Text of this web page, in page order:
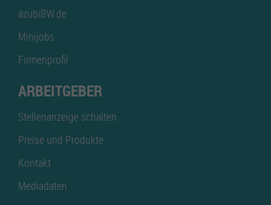
azubiBW.de
Minijobs
Firmenprofil
ARBEITGEBER
Stellenanzeige schalten
Preise und Produkte
Kontakt
Mediadaten